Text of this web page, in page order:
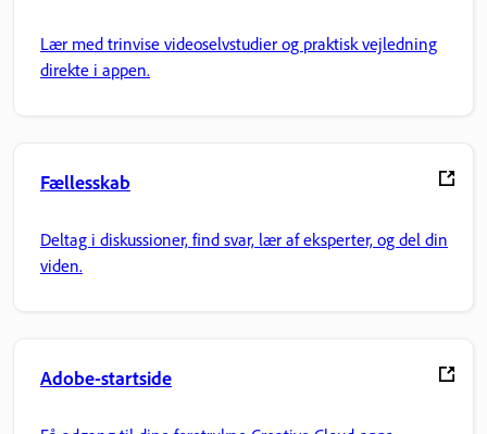
Lær med trinvise videoselvstudier og praktisk vejledning
direkte i appen.
Fællesskab
Deltag i diskussioner, find svar, lær af eksperter, og del din
viden.
Adobe-startside